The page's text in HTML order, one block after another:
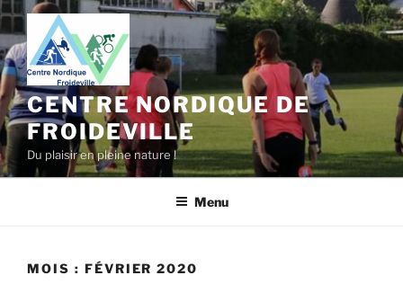
Aller
au
contenu
principal
CENTRE NORDIQUE DE
FROIDEVILLE
Du plaisir en pleine nature !
Menu
MOIS : FÉVRIER 2020